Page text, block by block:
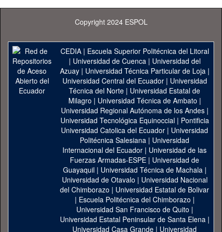
Copyright 2024 ESPOL
CEDIA| Escuela Superior Politécnica del Litoral
| Universidad de Cuenca| Universidad del
Azuay| Universidad Técnica Particular de Loja|
Universidad Central del Ecuador| Universidad
Técnica del Norte | Universidad Estatal de
Milagro | Universidad Técnica de Ambato |
Universidad Regional Autónoma de los Andes|
Universidad Tecnológica Equinoccial| Pontificia
Universidad Catolica del Ecuador | Universidad
Politécnica Salesiana | Universidad
Internacional del Ecuador | Universidad de las
Fuerzas Armadas-ESPE | Universidad de
Guayaquil| Universidad Técnica de Machala|
Universidad de Otavalo | Universidad Nacional
del Chimborazo | Universidad Estatal de Bolivar
| Escuela Politécnica del Chimborazo |
Universidad San Francisco de Quito |
Universidad Estatal Peninsular de Santa Elena|
Universidad Casa Grande | Universidad